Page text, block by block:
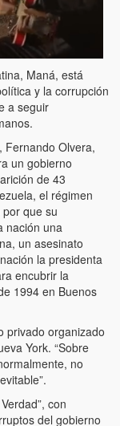
(The mockery of
of the streets of
armed)
por el
desde que tomó el
traitor, look
Maná, está
y la corrupción
a seguir
Fernando Olvera,
un gobierno
de 43
el régimen
que su
nación una
un asesinato
la presidenta
encubrir la
1994 en Buenos
privado organizado
York. “Sobre
no
con
del gobierno